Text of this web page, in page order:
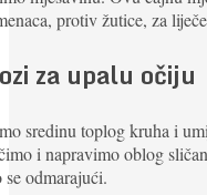
protiv žutice, za
za upalu očiju
sredinu toplog kruha i
i napravimo oblog
se odmarajući.